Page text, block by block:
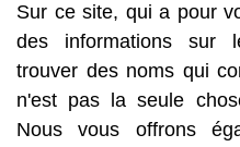
Sur ce site, qui a pour
des informations sur
trouver des noms qui
n'est pas la seule
Nous vous offrons